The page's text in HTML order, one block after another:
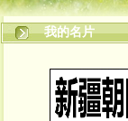
我的名片